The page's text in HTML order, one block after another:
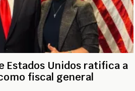
Estados Unidos ratifica a
fiscal general